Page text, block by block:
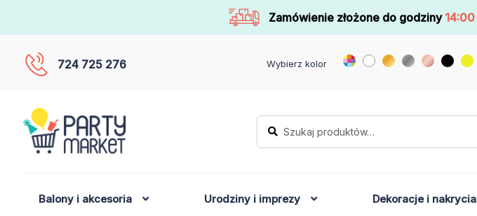
Zamówienie złożone do godziny 14:00
724 725 276 Wybierz kolor
Szukaj:
Szukaj
Balony i akcesoria Urodziny i imprezy Dekoracje i nakrycia